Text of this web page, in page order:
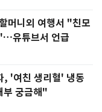
머니외 여행서 "친모
유튜브서 언급
친 생리혈' 냉동
궁금해"